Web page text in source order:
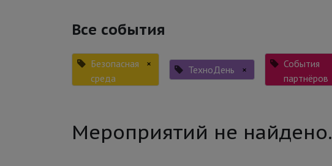
Все события
Безопасная
среда
× ТехноДень ×
События
партнёров
Мероприятий не найдено.